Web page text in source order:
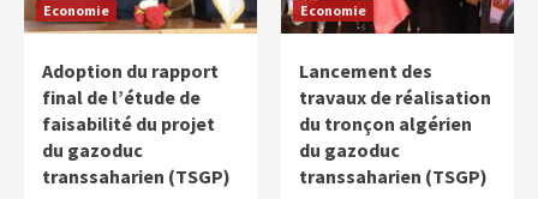
Economie
Adoption du rapport
final de l’étude de
faisabilité du projet
du gazoduc
transsaharien (TSGP)
Economie
Lancement des
travaux de réalisation
du tronçon algérien
du gazoduc
transsaharien (TSGP)